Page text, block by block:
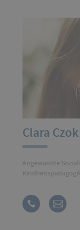
Clara Czok
Angewandte